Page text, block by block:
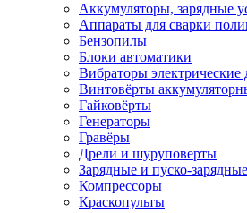
Аккумуляторы, зарядные
Аппараты для сварки
Бензопилы
Блоки автоматики
Вибраторы электрические
Винтовёрты
Гайковёрты
Генераторы
Гравёры
Дрели и шуруповерты
Зарядные и пуско-
Компрессоры
Краскопульты